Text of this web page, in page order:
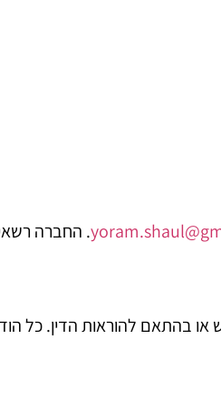
. החברה
בהתאם להוראות הדין. כל